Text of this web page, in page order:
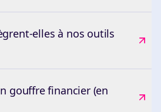
elles à nos outils
gouffre financier (en